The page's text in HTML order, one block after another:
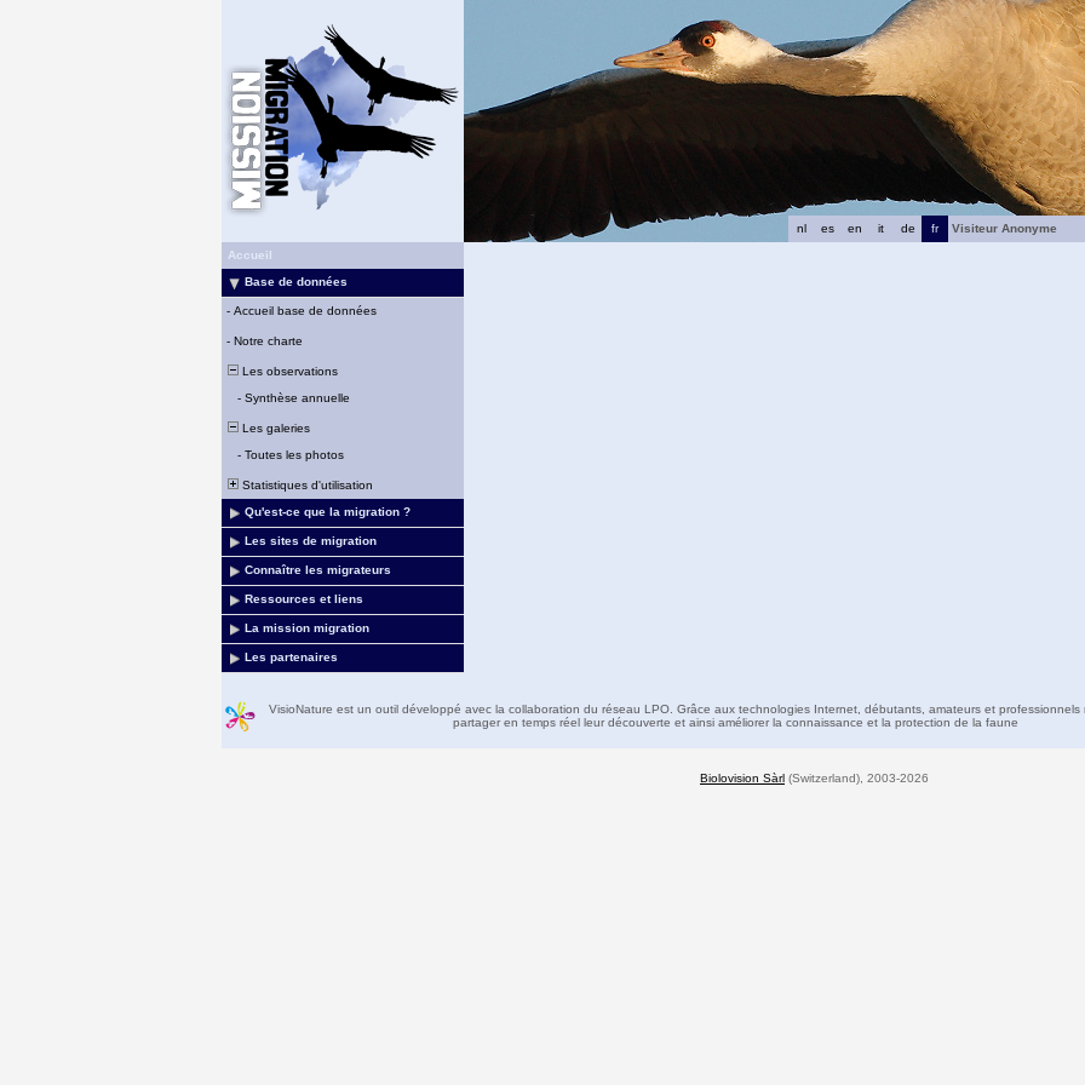
fr
de
it
en
es
nl
Visiteur Anonyme
Accueil
Base de données
- Accueil base de données
- Notre charte
Les observations
- Synthèse annuelle
Les galeries
- Toutes les photos
Statistiques d'utilisation
Qu'est-ce que la migration ?
Les sites de migration
Connaître les migrateurs
Ressources et liens
La mission migration
Les partenaires
VisioNature est un outil développé avec la collaboration du réseau LPO. Grâce aux technologies Internet, débutants, amateurs et professionnels
partager en temps réel leur découverte et ainsi améliorer la connaissance et la protection de la faune
Biolovision Sàrl (Switzerland), 2003-2026